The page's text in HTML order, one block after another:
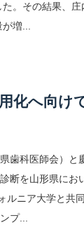
。その結果、
増...
化へ向け
歯科医師会）
断を山形県に
ルニア大学と
プ...